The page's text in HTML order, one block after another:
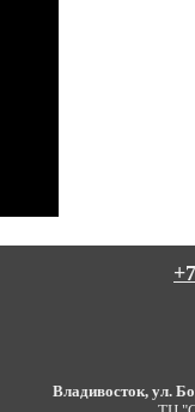
Владивосток, ул.